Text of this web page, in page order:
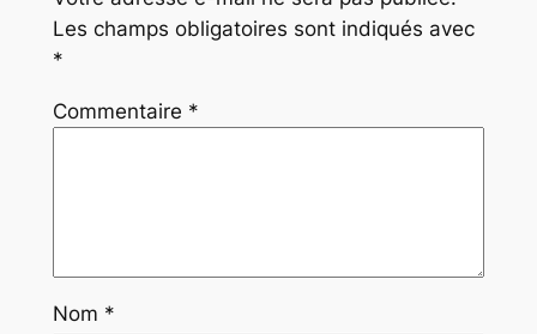
Les champs obligatoires sont indiqués avec
*
Commentaire *
Nom *